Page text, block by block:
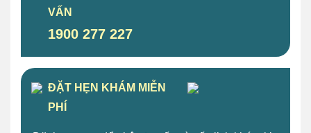
VẤN
1900 277 227
ĐẶT HẸN KHÁM MIỄN
PHÍ